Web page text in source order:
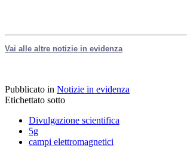
Vai alle altre notizie in evidenza
Pubblicato in Notizie in evidenza
Etichettato sotto
Divulgazione scientifica
5g
campi elettromagnetici